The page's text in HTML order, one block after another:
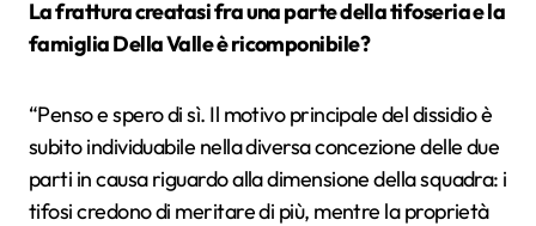
La frattura creatasi fra una parte della tifoseria e la
famiglia Della Valle è ricomponibile?
“Penso e spero di sì. Il motivo principale del dissidio è
subito individuabile nella diversa concezione delle due
parti in causa riguardo alla dimensione della squadra: i
tifosi credono di meritare di più, mentre la proprietà